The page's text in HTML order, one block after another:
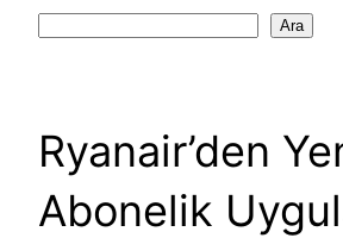
Ara
Ryanair’den
Abonelik